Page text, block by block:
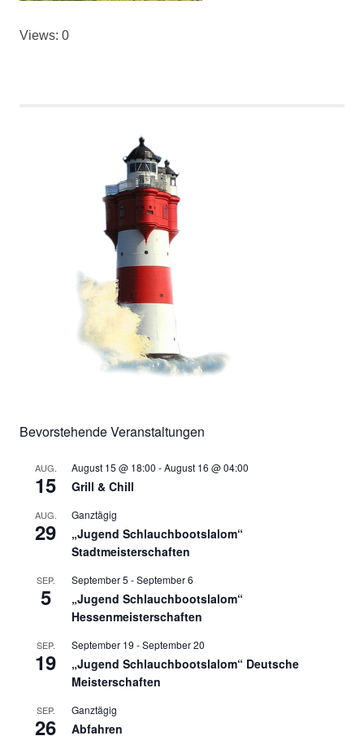
Views: 0
Bevorstehende Veranstaltungen
AUG.
15
August 15 @ 18:00 -August 16 @ 04:00
Grill & Chill
AUG.
29
Ganztägig
„Jugend Schlauchbootslalom“
Stadtmeisterschaften
SEP.
5
September 5 -September 6
„Jugend Schlauchbootslalom“
Hessenmeisterschaften
SEP.
19
September 19 -September 20
„Jugend Schlauchbootslalom“ Deutsche
Meisterschaften
SEP.
26
Ganztägig
Abfahren